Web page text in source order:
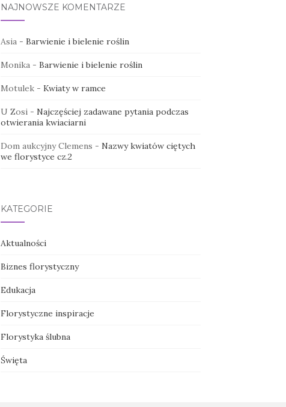
NAJNOWSZE KOMENTARZE
Asia- Barwienie i bielenie roślin
Monika- Barwienie i bielenie roślin
Motulek- Kwiaty w ramce
U Zosi- Najczęściej zadawane pytania podczas
otwierania kwiaciarni
Dom aukcyjny Clemens - Nazwy kwiatów ciętych
we florystyce cz.2
KATEGORIE
Aktualności
Biznes florystyczny
Edukacja
Florystyczne inspiracje
Florystyka ślubna
Święta